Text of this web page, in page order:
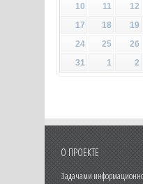
10
11 12
17
18 19
24
25 26
31
1 2
О ПРОЕКТЕ
Задачами